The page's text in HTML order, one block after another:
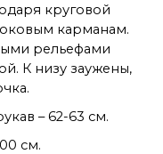
круговой
карманам.
рельефами
К низу заужены,
– 62-63 см.
см.